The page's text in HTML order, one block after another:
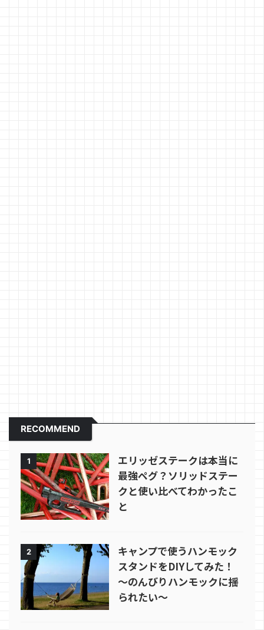
RECOMMEND
1
エリッゼステークは本当に
最強ペグ？ソリッドステー
クと使い比べてわかったこ
と
2
キャンプで使うハンモック
スタンドをDIYしてみた！
～のんびりハンモックに揺
られたい～